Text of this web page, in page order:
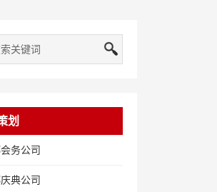
划
务公司
典公司